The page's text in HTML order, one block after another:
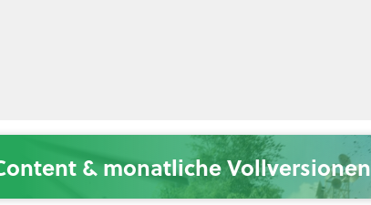
& monatliche Vollversionen